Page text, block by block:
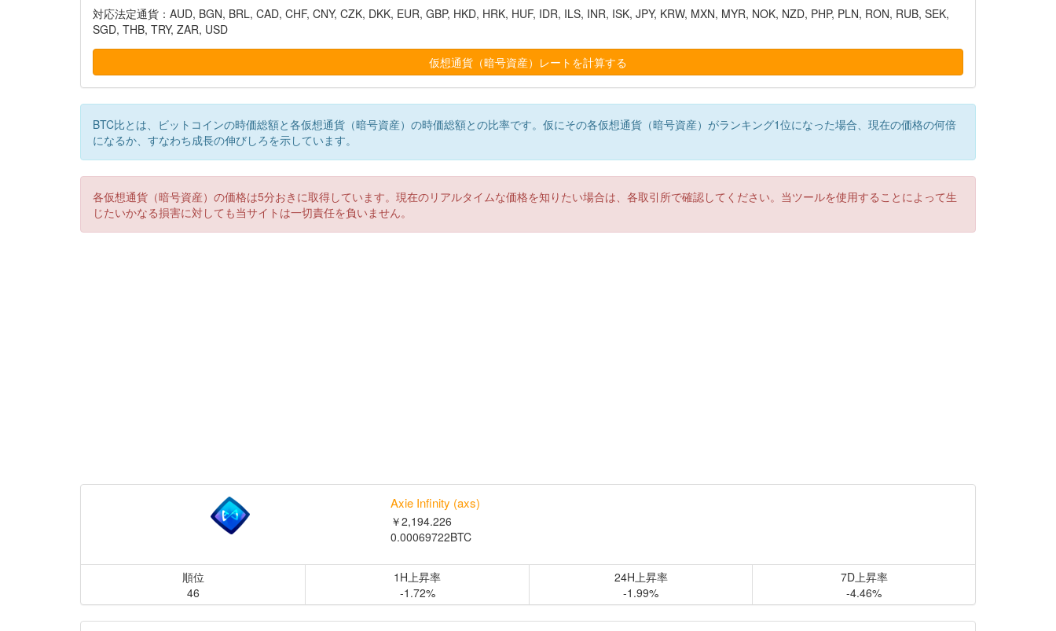
対応法定通貨：AUD, BGN, BRL, CAD, CHF, CNY, CZK, DKK, EUR, GBP, HKD, HRK, HUF, IDR, ILS, INR, ISK, JPY, KRW, MXN, MYR, NOK, NZD, PHP, PLN, RON, RUB, SEK,
SGD, THB, TRY, ZAR, USD
BTC比とは、ビットコインの時価総額と各仮想通貨（暗号資産）の時価総額との比率です。仮にその各仮想通貨（暗号資産）がランキング1位になった場合、現在の価格の何倍
になるか、すなわち成長の伸びしろを示しています。
各仮想通貨（暗号資産）の価格は5分おきに取得しています。現在のリアルタイムな価格を知りたい場合は、各取引所で確認してください。当ツールを使用することによって生
じたいかなる損害に対しても当サイトは一切責任を負いません。
Axie Infinity (axs)
￥2,194.226
0.00069722BTC
順位
46
1H上昇率
-1.72%
24H上昇率
-1.99%
7D上昇率
-4.46%